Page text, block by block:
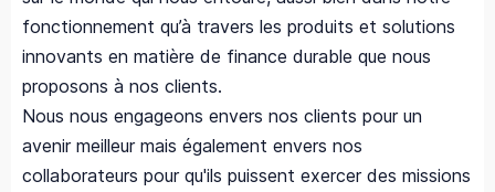
fonctionnement qu’à travers les produits et solutions
innovants en matière de finance durable que nous
proposons à nos clients.
Nous nous engageons envers nos clients pour un
avenir meilleur mais également envers nos
collaborateurs pour qu'ils puissent exercer des missions